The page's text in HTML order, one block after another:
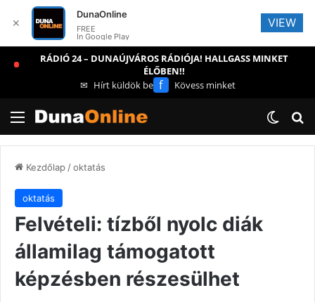
RÁDIÓ 24 – DUNAÚJVÁROS RÁDIÓJA! HALLGASS MINKET
ÉLŐBEN!!
✉ Hírt küldök be f Kövess minket
Menü
Kezdőlap/oktatás
oktatás
Felvételi: tízből nyolc diák
államilag támogatott
képzésben részesülhet
✕
DunaOnline
FREE
In Google Play
VIEW